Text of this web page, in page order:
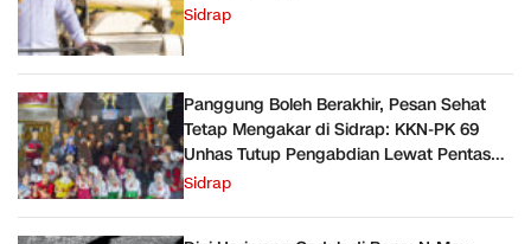
Sidrap
Panggung Boleh Berakhir, Pesan Sehat
Tetap Mengakar di Sidrap: KKN-PK 69
Unhas Tutup Pengabdian Lewat Pentas
Sehat
Sidrap